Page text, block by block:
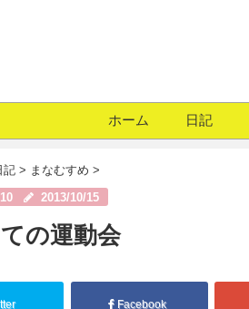
ホーム 日記
記 > まなむすめ >
2013/10/15
の運動会
Facebook